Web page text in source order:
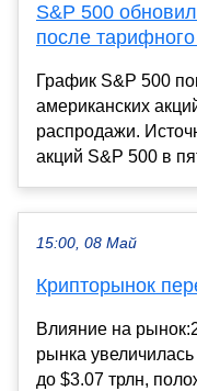
S&P 500
после
График S&P 500
американских
распродажи.
акций S&P 500 в
15:00, 08 Май
Крипторынок
Влияние на
рынка
до $3.07 трлн,